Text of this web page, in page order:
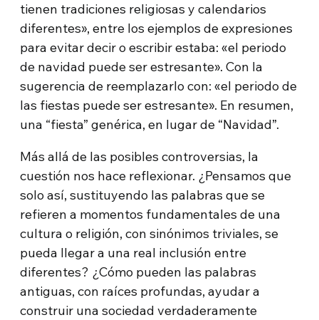
tienen tradiciones religiosas y calendarios
diferentes», entre los ejemplos de expresiones
para evitar decir o escribir estaba: «el periodo
de navidad puede ser estresante». Con la
sugerencia de reemplazarlo con: «el periodo de
las fiestas puede ser estresante». En resumen,
una “fiesta” genérica, en lugar de “Navidad”.
Más allá de las posibles controversias, la
cuestión nos hace reflexionar. ¿Pensamos que
solo así, sustituyendo las palabras que se
refieren a momentos fundamentales de una
cultura o religión, con sinónimos triviales, se
pueda llegar a una real inclusión entre
diferentes? ¿Cómo pueden las palabras
antiguas, con raíces profundas, ayudar a
construir una sociedad verdaderamente